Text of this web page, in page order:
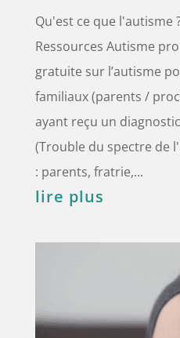
Qu'est ce que l'autisme
Ressources Autisme
gratuite sur l’autisme
familiaux (parents /
ayant reçu un
(Trouble du spectre de
: parents, fratrie,...
lire plus